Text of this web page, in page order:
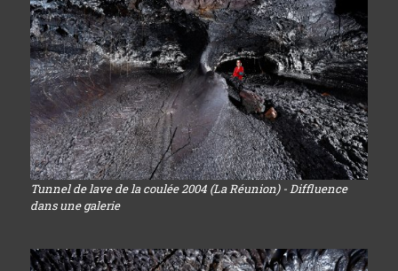
Tunnel de lave de la coulée 2004 (La Réunion) - Diffluence
dans une galerie